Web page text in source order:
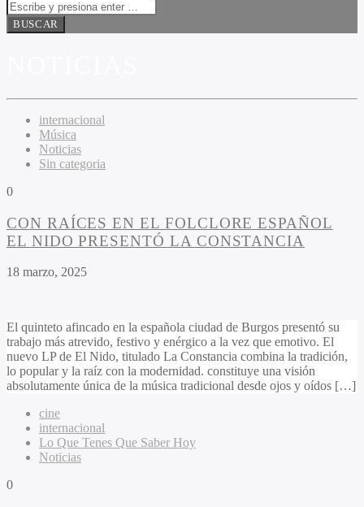
internacional
Música
Noticias
Sin categoria
0
CON RAÍCES EN EL FOLCLORE ESPAÑOL
EL NIDO PRESENTÓ LA CONSTANCIA
18 marzo, 2025
El quinteto afincado en la española ciudad de Burgos presentó su
trabajo más atrevido, festivo y enérgico a la vez que emotivo. El
nuevo LP de El Nido, titulado La Constancia combina la tradición,
lo popular y la raíz con la modernidad. constituye una visión
absolutamente única de la música tradicional desde ojos y oídos […]
cine
internacional
Lo Que Tenes Que Saber Hoy
Noticias
0